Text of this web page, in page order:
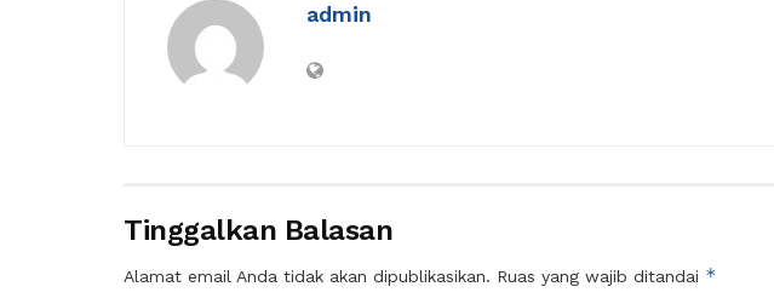
admin
Tinggalkan Balasan
Alamat email Anda tidak akan dipublikasikan. Ruas yang wajib ditandai *